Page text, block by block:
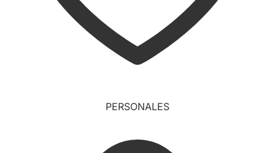
PERSONALES